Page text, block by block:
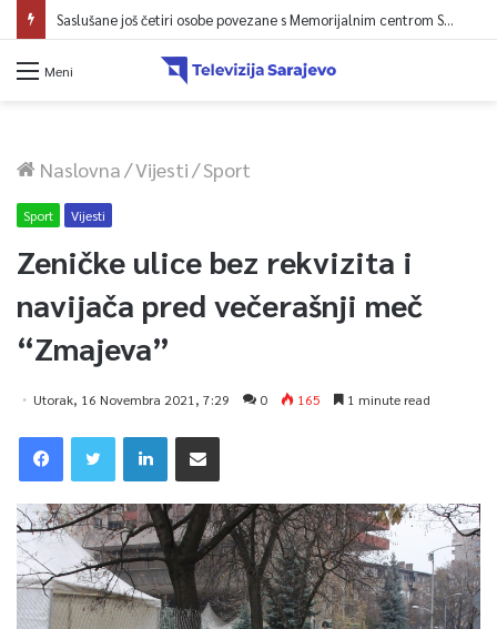
Saslušane još četiri osobe povezane s Memorijalnim centrom Srebrenica, na spisku ukupno 26
Meni
Naslovna/Vijesti/Sport
Sport Vijesti
Zeničke ulice bez rekvizita i
navijača pred večerašnji meč
“Zmajeva”
Utorak, 16 Novembra 2021, 7:29 0 165 1 minute read